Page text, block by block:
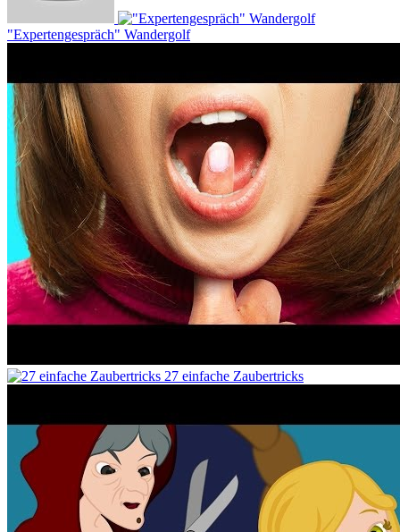
"Expertengespräch" Wandergolf
27 einfache Zaubertricks